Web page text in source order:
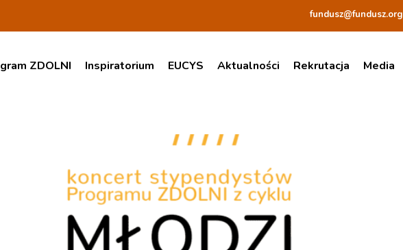
fundusz@fundusz.org
ZDOLNI Inspiratorium EUCYS Aktualności Rekrutacja Media